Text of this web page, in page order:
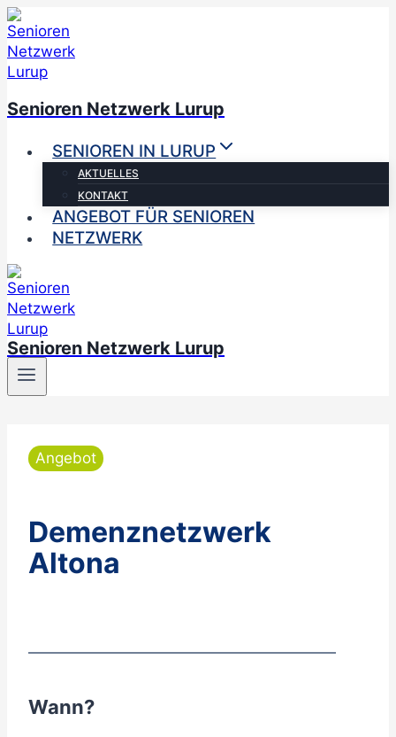
Zum
Inhalt
springen
Senioren Netzwerk Lurup
SENIOREN IN LURUP
AKTUELLES
KONTAKT
ANGEBOT FÜR SENIOREN
NETZWERK
Senioren Netzwerk Lurup
Demenznetzwerk
Altona
Angebot
Wann?